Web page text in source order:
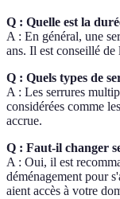
Q : Quelle est la
A : En général, une
ans. Il est conseillé
Q : Quels types de
A : Les serrures
considérées comme
accrue.
Q : Faut-il changer
A : Oui, il est
déménagement pour
aient accès à votre